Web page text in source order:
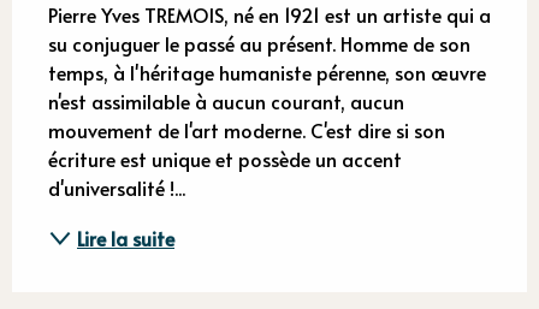
Pierre Yves TREMOIS, né en 1921 est un artiste qui a
su conjuguer le passé au présent. Homme de son
temps, à l'héritage humaniste pérenne, son œuvre
n'est assimilable à aucun courant, aucun
mouvement de l'art moderne. C'est dire si son
écriture est unique et possède un accent
d'universalité !...
Lire la suite